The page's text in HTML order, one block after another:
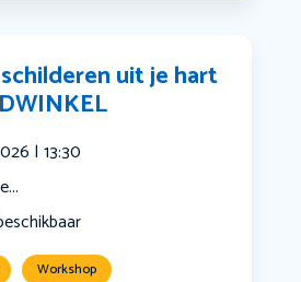
uit je hart
| 13:30
Workshop